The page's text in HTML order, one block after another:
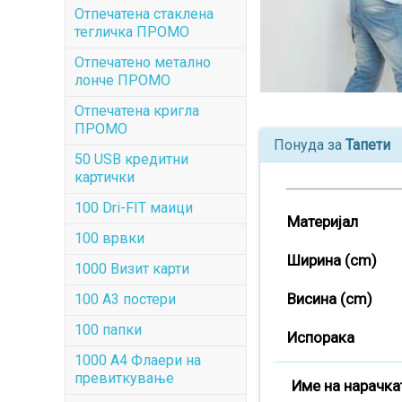
Отпечатена стаклена
тегличка ПРОМО
Отпечатенo метално
лонче ПРОМО
Отпечатена кригла
ПРОМО
50 USB кредитни
картички
100 Dri-FIT маици
100 врвки
1000 Визит карти
100 А3 постери
100 папки
1000 A4 Флаери на
превиткување
Понуда за Тапети
Материјал
Ширина (cm)
Висина (cm)
Испорака
Име на